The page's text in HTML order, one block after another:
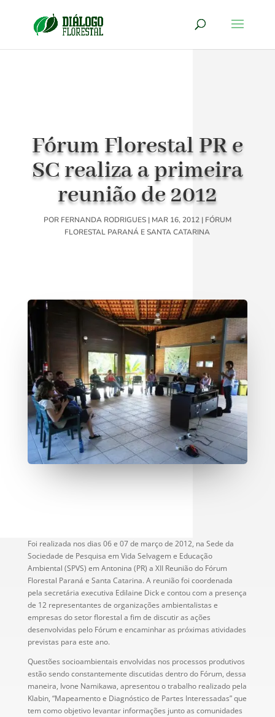
Fórum Florestal PR e
SC realiza a primeira
reunião de 2012
POR FERNANDA RODRIGUES| MAR 16, 2012| FÓRUM
FLORESTAL PARANÁ E SANTA CATARINA
Foi realizada nos dias 06 e 07 de março de 2012, na Sede da
Sociedade de Pesquisa em Vida Selvagem e Educação
Ambiental (SPVS) em Antonina (PR) a XII Reunião do Fórum
Florestal Paraná e Santa Catarina. A reunião foi coordenada
pela secretária executiva Edilaine Dick e contou com a presença
de 12 representantes de organizações ambientalistas e
empresas do setor florestal a fim de discutir as ações
desenvolvidas pelo Fórum e encaminhar as próximas atividades
previstas para este ano.
Questões socioambientais envolvidas nos processos produtivos
estão sendo constantemente discutidas dentro do Fórum, dessa
maneira, Ivone Namikawa, apresentou o trabalho realizado pela
Klabin, “Mapeamento e Diagnóstico de Partes Interessadas” que
tem como objetivo levantar informações junto as comunidades